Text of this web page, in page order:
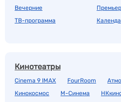
Вечерние
ТВ-программа
Кинотеатры
Cinema 9 IMAX FourRoom
Кинокосмос
М-Синема